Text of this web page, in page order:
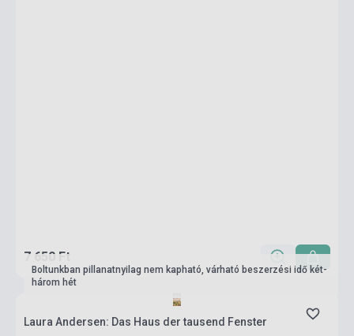
7 650 Ft
Boltunkban pillanatnyilag nem kapható, várható beszerzési idő két-
három hét
Laura Andersen: Das Haus der tausend Fenster